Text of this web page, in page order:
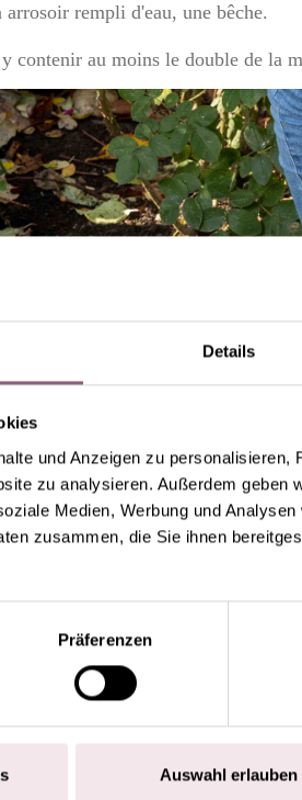
Details
und Anzeigen zu
zu analysieren. Außerdem geben
Medien, Werbung und
zusammen, die Sie ihnen
Präferenzen
Auswahl erlauben
rempli d'eau, une bêche.
contenir au moins le double de la